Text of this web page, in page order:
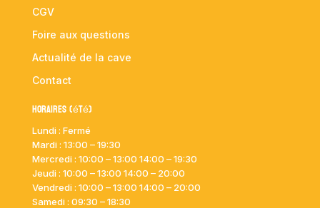
CGV
Foire aux questions
Actualité de la cave
Contact
Horaires (été)
Lundi : Fermé
Mardi : 13:00 – 19:30
Mercredi : 10:00 – 13:00 14:00 – 19:30
Jeudi : 10:00 – 13:00 14:00 – 20:00
Vendredi : 10:00 – 13:00 14:00 – 20:00
Samedi : 09:30 – 18:30